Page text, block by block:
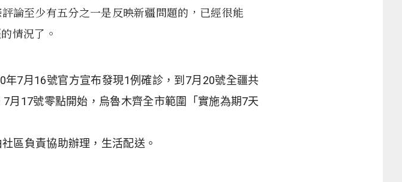
論至少有五分之一是反映新疆問題的，已經很能
情況了。
年7月 16號官方宣布發現1例確診，到 7月 20號全疆共
7月 17號零點開始，烏魯木齊全市範圍「實施為期7天
區負責協助辦理，生活配送。